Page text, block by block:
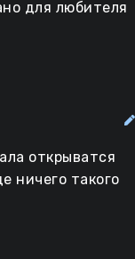
которой вы
Data.
для любителя
открыватся
ничего такого